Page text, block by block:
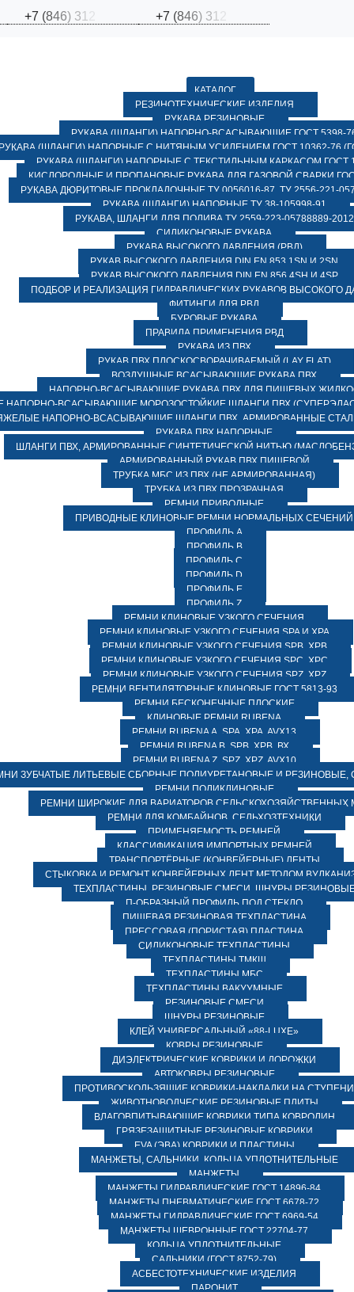
+7 (846) 31 +7 (846) 31
КАТАЛОГ
РЕЗИНОТЕХНИЧЕСКИЕ ИЗДЕЛИЯ
РУКАВА РЕЗИНОВЫЕ
РУКАВА (ШЛАНГИ) НАПОРНО-ВСАСЫВАЮЩИЕ ГОСТ 5398-
(ШЛАНГИ) НАПОРНЫЕ С НИТЯНЫМ УСИЛЕНИЕМ ГОСТ 10362-76
РУКАВА (ШЛАНГИ) НАПОРНЫЕ С ТЕКСТИЛЬНЫМ КАРКАСОМ ГОСТ
КИСЛОРОДНЫЕ И ПРОПАНОВЫЕ РУКАВА ДЛЯ ГАЗОВОЙ СВАРКИ
РУКАВА ДЮРИТОВЫЕ ПРОКЛАДОЧНЫЕ ТУ 0056016-87, ТУ 2556-221-
РУКАВА (ШЛАНГИ) НАПОРНЫЕ ТУ 38-105998-91
РУКАВА, ШЛАНГИ ДЛЯ ПОЛИВА ТУ 2559-223-05788889-2012
СИЛИКОНОВЫЕ РУКАВА
РУКАВА ВЫСОКОГО ДАВЛЕНИЯ (РВД)
РУКАВ ВЫСОКОГО ДАВЛЕНИЯ DIN EN 853 1SN И 2SN
РУКАВ ВЫСОКОГО ДАВЛЕНИЯ DIN EN 856 4SH И 4SP
ПОДБОР И РЕАЛИЗАЦИЯ ГИДРАВЛИЧЕСКИХ РУКАВОВ ВЫСОКОГО
ФИТИНГИ ДЛЯ РВД
БУРОВЫЕ РУКАВА
ПРАВИЛА ПРИМЕНЕНИЯ РВД
РУКАВА ИЗ ПВХ
РУКАВ ПВХ ПЛОСКОСВОРАЧИВАЕМЫЙ (LAY FLAT)
ВОЗДУШНЫЕ ВСАСЫВАЮЩИЕ РУКАВА ПВХ
НАПОРНО-ВСАСЫВАЮЩИЕ РУКАВА ПВХ ДЛЯ ПИЩЕВЫХ
НАПОРНО-ВСАСЫВАЮЩИЕ МОРОЗОСТОЙКИЕ ШЛАНГИ ПВХ
НАПОРНО-ВСАСЫВАЮЩИЕ ШЛАНГИ ПВХ, АРМИРОВАННЫЕ
РУКАВА ПВХ НАПОРНЫЕ
ШЛАНГИ ПВХ, АРМИРОВАННЫЕ СИНТЕТИЧЕСКОЙ НИТЬЮ
АРМИРОВАННЫЙ РУКАВ ПВХ ПИЩЕВОЙ
ТРУБКА МБС ИЗ ПВХ (НЕ АРМИРОВАННАЯ)
ТРУБКА ИЗ ПВХ ПРОЗРАЧНАЯ
РЕМНИ ПРИВОДНЫЕ
ПРИВОДНЫЕ КЛИНОВЫЕ РЕМНИ НОРМАЛЬНЫХ СЕЧЕНИЙ
ПРОФИЛЬ A
ПРОФИЛЬ B
ПРОФИЛЬ C
ПРОФИЛЬ D
ПРОФИЛЬ E
ПРОФИЛЬ Z
РЕМНИ КЛИНОВЫЕ УЗКОГО СЕЧЕНИЯ
РЕМНИ КЛИНОВЫЕ УЗКОГО СЕЧЕНИЯ SPA И XPA
РЕМНИ КЛИНОВЫЕ УЗКОГО СЕЧЕНИЯ SPB, XPB
РЕМНИ КЛИНОВЫЕ УЗКОГО СЕЧЕНИЯ SPC, XPC
РЕМНИ КЛИНОВЫЕ УЗКОГО СЕЧЕНИЯ SPZ, XPZ
РЕМНИ ВЕНТИЛЯТОРНЫЕ КЛИНОВЫЕ ГОСТ 5813-93
РЕМНИ БЕСКОНЕЧНЫЕ ПЛОСКИЕ
КЛИНОВЫЕ РЕМНИ RUBENA
РЕМНИ RUBENA А, SPA, XPA, AVX13
РЕМНИ RUBENA В, SPВ, ХPВ, ВХ
РЕМНИ RUBENA Z, SPZ, XPZ, AVX10
ЗУБЧАТЫЕ ЛИТЬЕВЫЕ СБОРНЫЕ ПОЛИУРЕТАНОВЫЕ И РЕЗИНОВЫЕ,
РЕМНИ ПОЛИКЛИНОВЫЕ
РЕМНИ ШИРОКИЕ ДЛЯ ВАРИАТОРОВ СЕЛЬСКОХОЗЯЙСТВЕННЫХ
РЕМНИ ДЛЯ КОМБАЙНОВ, СЕЛЬХОЗТЕХНИКИ
ПРИМЕНЯЕМОСТЬ РЕМНЕЙ
КЛАССИФИКАЦИЯ ИМПОРТНЫХ РЕМНЕЙ
ТРАНСПОРТЁРНЫЕ (КОНВЕЙЕРНЫЕ) ЛЕНТЫ
СТЫКОВКА И РЕМОНТ КОНВЕЙЕРНЫХ ЛЕНТ МЕТОДОМ
ТЕХПЛАСТИНЫ, РЕЗИНОВЫЕ СМЕСИ, ШНУРЫ
П-ОБРАЗНЫЙ ПРОФИЛЬ ПОД СТЕКЛО
ПИЩЕВАЯ РЕЗИНОВАЯ ТЕХПЛАСТИНА
ПРЕССОВАЯ (ПОРИСТАЯ) ПЛАСТИНА
СИЛИКОНОВЫЕ ТЕХПЛАСТИНЫ
ТЕХПЛАСТИНЫ ТМКЩ
ТЕХПЛАСТИНЫ МБС
ТЕХПЛАСТИНЫ ВАКУУМНЫЕ
РЕЗИНОВЫЕ СМЕСИ
ШНУРЫ РЕЗИНОВЫЕ
КЛЕЙ УНИВЕРСАЛЬНЫЙ «88-LUXE»
КОВРЫ РЕЗИНОВЫЕ
ДИЭЛЕКТРИЧЕСКИЕ КОВРИКИ И ДОРОЖКИ
АВТОКОВРЫ РЕЗИНОВЫЕ
ПРОТИВОСКОЛЬЗЯЩИЕ КОВРИКИ-НАКЛАДКИ НА СТУПЕНИ
ЖИВОТНОВОДЧЕСКИЕ РЕЗИНОВЫЕ ПЛИТЫ
ВЛАГОВПИТЫВАЮЩИЕ КОВРИКИ ТИПА КОВРОЛИН
ГРЯЗЕЗАЩИТНЫЕ РЕЗИНОВЫЕ КОВРИКИ
EVA (ЭВА) КОВРИКИ И ПЛАСТИНЫ
МАНЖЕТЫ, САЛЬНИКИ, КОЛЬЦА УПЛОТНИТЕЛЬНЫЕ
МАНЖЕТЫ
МАНЖЕТЫ ГИДРАВЛИЧЕСКИЕ ГОСТ 14896-84
МАНЖЕТЫ ПНЕВМАТИЧЕСКИЕ ГОСТ 6678-72
МАНЖЕТЫ ГИДРАВЛИЧЕСКИЕ ГОСТ 6969-54
МАНЖЕТЫ ШЕВРОННЫЕ ГОСТ 22704-77
КОЛЬЦА УПЛОТНИТЕЛЬНЫЕ
САЛЬНИКИ (ГОСТ 8752-79)
АСБЕСТОТЕХНИЧЕСКИЕ ИЗДЕЛИЯ
ПАРОНИТ